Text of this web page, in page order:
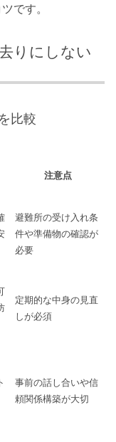
です。
りにしない
比較
注意点
避難所の受け入れ条
件や準備物の確認が
必要
定期的な中身の見直
しが必須
事前の話し合いや信
頼関係構築が大切